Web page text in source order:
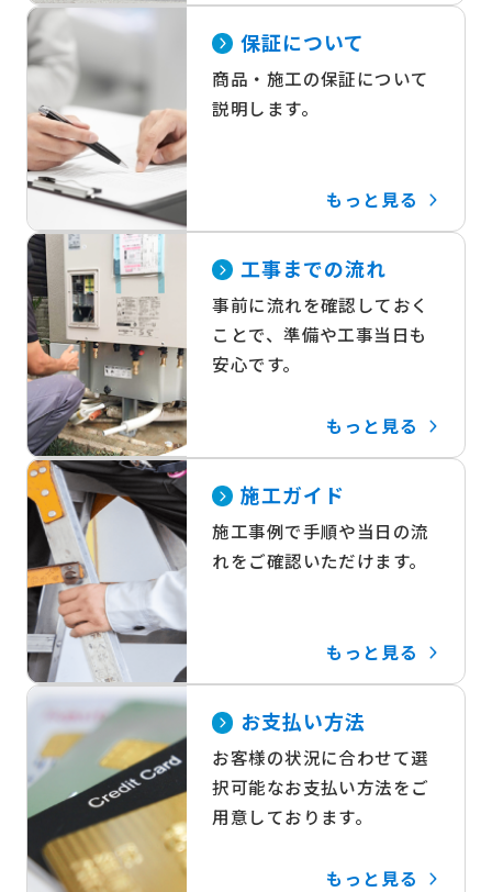
保証について
商品・施工の保証について
説明します。
もっと見る
工事までの流れ
事前に流れを確認しておく
ことで、準備や工事当日も
安心です。
もっと見る
施工ガイド
施工事例で手順や当日の流
れをご確認いただけます。
もっと見る
お支払い方法
お客様の状況に合わせて選
択可能なお支払い方法をご
用意しております。
もっと見る